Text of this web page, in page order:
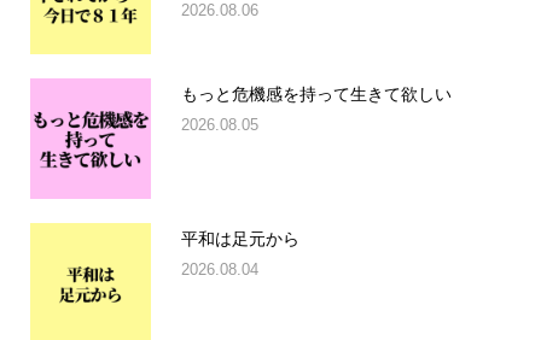
2026.08.06
もっと危機感を持って生きて欲しい
2026.08.05
平和は足元から
2026.08.04